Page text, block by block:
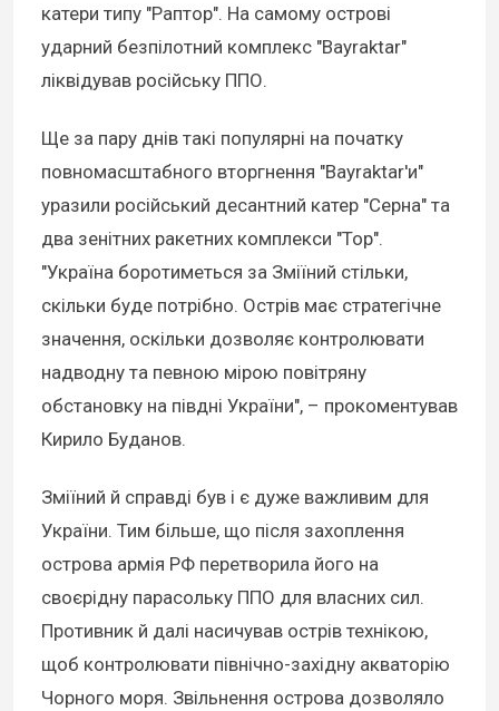
катери типу "Раптор". На самому острові
ударний безпілотний комплекс "Bayraktar"
ліквідував російську ППО.
Ще за пару днів такі популярні на початку
повномасштабного вторгнення "Bayraktar'и"
уразили російський десантний катер "Серна" та
два зенітних ракетних комплекси "Тор".
"Україна боротиметься за Зміїний стільки,
скільки буде потрібно. Острів має стратегічне
значення, оскільки дозволяє контролювати
надводну та певною мірою повітряну
обстановку на півдні України", – прокоментував
Кирило Буданов.
Зміїний й справді був і є дуже важливим для
України. Тим більше, що після захоплення
острова армія РФ перетворила його на
своєрідну парасольку ППО для власних сил.
Противник й далі насичував острів технікою,
щоб контролювати північно-західну акваторію
Чорного моря. Звільнення острова дозволяло